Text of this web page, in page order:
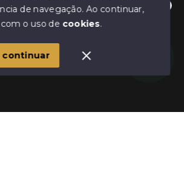
Estamos disponíveis para te ajudar.
- Infinity Imóveis Brasil Ltda - Todos
de navegação.Ao continuar,
o uso de cookies.
continuar